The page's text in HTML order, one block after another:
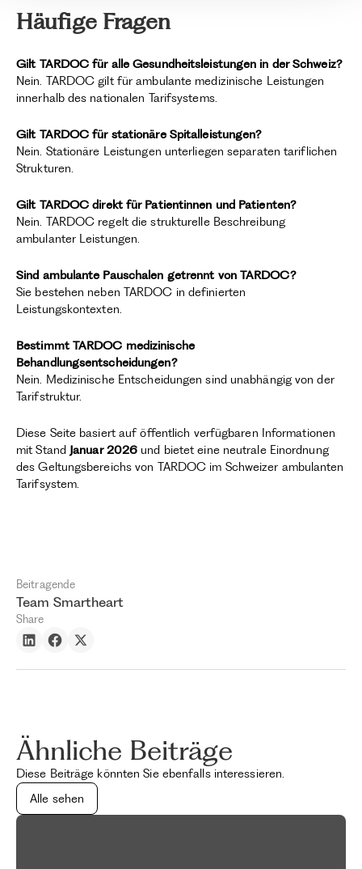
Beitragende
Team Smartheart
Share
Häufige Fragen
Gilt TARDOC für alle Gesundheitsleistungen in der Schweiz?
Nein. TARDOC gilt für ambulante medizinische Leistungen
innerhalb des nationalen Tarifsystems.
Gilt TARDOC für stationäre Spitalleistungen?
Nein. Stationäre Leistungen unterliegen separaten tariflichen
Strukturen.
Gilt TARDOC direkt für Patientinnen und Patienten?
Nein. TARDOC regelt die strukturelle Beschreibung
ambulanter Leistungen.
Sind ambulante Pauschalen getrennt von TARDOC?
Sie bestehen neben TARDOC in definierten
Leistungskontexten.
Bestimmt TARDOC medizinische
Behandlungsentscheidungen?
Nein. Medizinische Entscheidungen sind unabhängig von der
Tarifstruktur.
Diese Seite basiert auf öffentlich verfügbaren Informationen
mit Stand Januar 2026 und bietet eine neutrale Einordnung
des Geltungsbereichs von TARDOC im Schweizer ambulanten
Tarifsystem.
Ähnliche Beiträge
Diese Beiträge könnten Sie ebenfalls interessieren.
Alle sehen